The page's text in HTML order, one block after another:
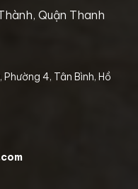
Quận Thanh
4, Tân Bình, Hồ